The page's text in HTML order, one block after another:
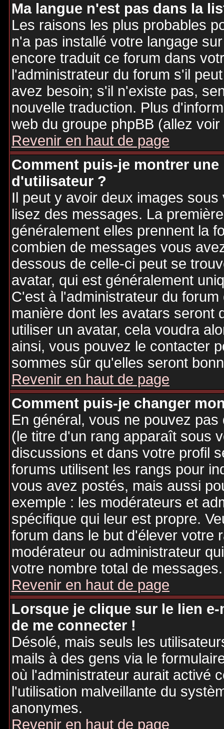
Ma langue n'est pas dans la
Les raisons les plus probables
n'a pas installé votre langage
encore traduit ce forum dans
l'administrateur du forum s'il
avez besoin; s'il n'existe pas,
nouvelle traduction. Plus
web du groupe phpBB (allez
Revenir en haut de page
Comment puis-je montrer
d'utilisateur ?
Il peut y avoir deux images
lisez des messages. La
généralement elles prennent la
combien de messages vous
dessous de celle-ci peut se
avatar, qui est généralement
C'est à l'administrateur du
manière dont les avatars seront
utiliser un avatar, cela voudra
ainsi, vous pouvez le contacter
sommes sûr qu'elles seront
Revenir en haut de page
Comment puis-je changer
En général, vous ne pouvez
(le titre d'un rang apparaît sous
discussions et dans votre profil
forums utilisent les rangs pour
vous avez postés, mais aussi
exemple : les modérateurs et
spécifique qui leur est propre.
forum dans le but d'élever votre
modérateur ou administrateur
votre nombre total de messages.
Revenir en haut de page
Lorsque je clique sur le lien
de me connecter !
Désolé, mais seuls les
mails à des gens via le
où l'administrateur aurait activé
l'utilisation malveillante du
anonymes.
Revenir en haut de page